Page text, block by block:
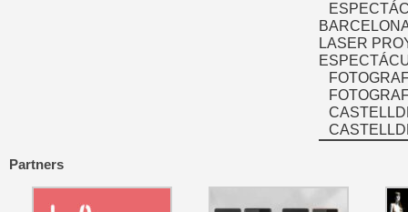
LASER
Partners